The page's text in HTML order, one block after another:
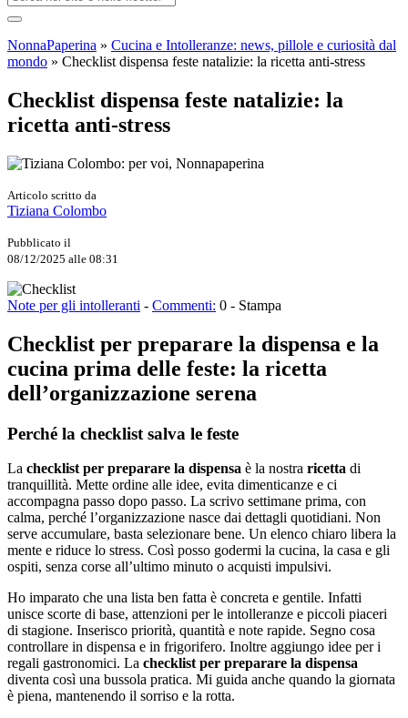
NonnaPaperina » Cucina e Intolleranze: news, pillole e curiosità dal
mondo » Checklist dispensa feste natalizie: la ricetta anti-stress
Checklist dispensa feste natalizie: la
ricetta anti-stress
Articolo scritto da
Tiziana Colombo
Pubblicato il
08/12/2025 alle 08:31
Note per gli intolleranti - Commenti: 0 - Stampa
Checklist per preparare la dispensa e la
cucina prima delle feste: la ricetta
dell’organizzazione serena
Perché la checklist salva le feste
La checklist per preparare la dispensa è la nostra ricetta di
tranquillità. Mette ordine alle idee, evita dimenticanze e ci
accompagna passo dopo passo. La scrivo settimane prima, con
calma, perché l’organizzazione nasce dai dettagli quotidiani. Non
serve accumulare, basta selezionare bene. Un elenco chiaro libera la
mente e riduce lo stress. Così posso godermi la cucina, la casa e gli
ospiti, senza corse all’ultimo minuto o acquisti impulsivi.
Ho imparato che una lista ben fatta è concreta e gentile. Infatti
unisce scorte di base, attenzioni per le intolleranze e piccoli piaceri
di stagione. Inserisco priorità, quantità e note rapide. Segno cosa
controllare in dispensa e in frigorifero. Inoltre aggiungo idee per i
regali gastronomici. La checklist per preparare la dispensa
diventa così una bussola pratica. Mi guida anche quando la giornata
è piena, mantenendo il sorriso e la rotta.